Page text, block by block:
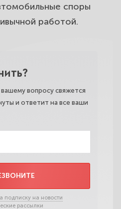
споры
работой.
вопросу свяжется
и ответит на все ваши
подписку на новости
рассылки